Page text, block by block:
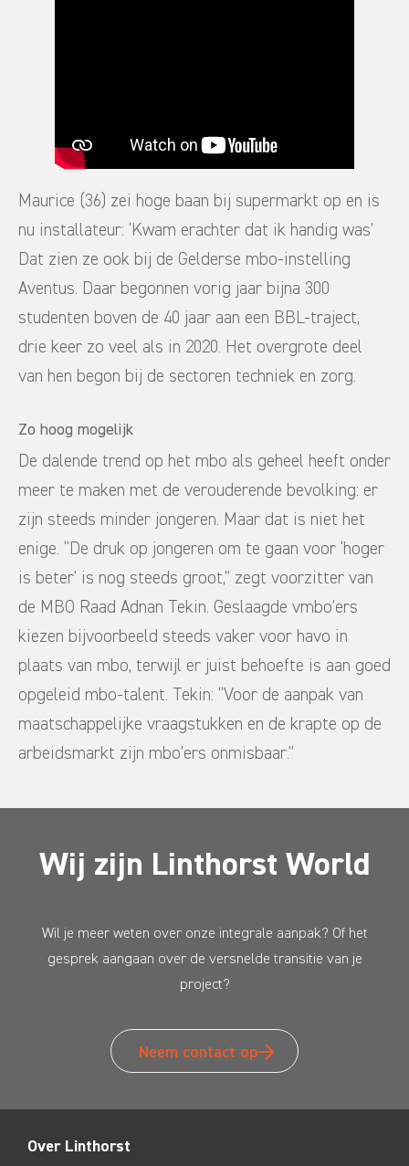
Maurice (36) zei hoge baan bij supermarkt op en is
nu installateur: ‘Kwam erachter dat ik handig was’
Dat zien ze ook bij de Gelderse mbo-instelling
Aventus. Daar begonnen vorig jaar bijna 300
studenten boven de 40 jaar aan een BBL-traject,
drie keer zo veel als in 2020. Het overgrote deel
van hen begon bij de sectoren techniek en zorg.
Zo hoog mogelijk
De dalende trend op het mbo als geheel heeft onder
meer te maken met de verouderende bevolking: er
zijn steeds minder jongeren. Maar dat is niet het
enige. “De druk op jongeren om te gaan voor ‘hoger
is beter’ is nog steeds groot,” zegt voorzitter van
de MBO Raad Adnan Tekin. Geslaagde vmbo’ers
kiezen bijvoorbeeld steeds vaker voor havo in
plaats van mbo, terwijl er juist behoefte is aan goed
opgeleid mbo-talent. Tekin: “Voor de aanpak van
maatschappelijke vraagstukken en de krapte op de
arbeidsmarkt zijn mbo’ers onmisbaar.”
Wij zijn Linthorst World
Wil je meer weten over onze integrale aanpak? Of het
gesprek aangaan over de versnelde transitie van je
project?
Neem contact op
Over Linthorst